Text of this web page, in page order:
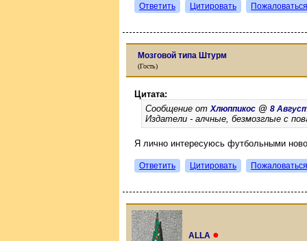
Ответить Цитировать Пожаловаться
Мозговой типа Штурм
(Гость)
Цитата:
Сообщение отХлюппикос @ 8
Издатели - алчные, безмозглые с
Я лично интересуюсь футбольными
Ответить Цитировать Пожаловаться
ALLA ●